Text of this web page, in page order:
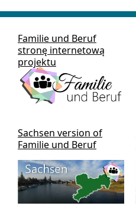
Familie und Beruf
stronę internetową
projektu
Sachsen version of
Familie und Beruf